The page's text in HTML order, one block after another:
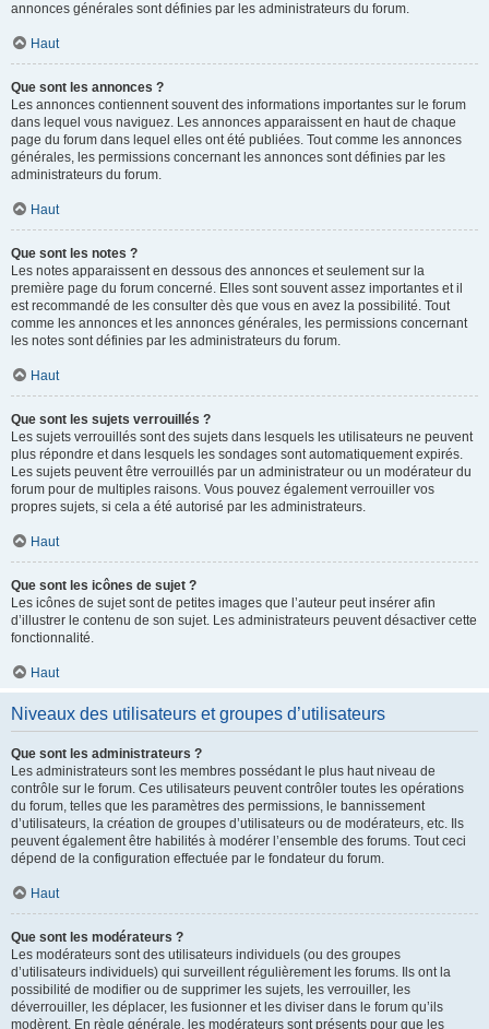
annonces générales sont définies par les administrateurs du forum.
Haut
Que sont les annonces ?
Les annonces contiennent souvent des informations importantes sur le forum
dans lequel vous naviguez. Les annonces apparaissent en haut de chaque
page du forum dans lequel elles ont été publiées. Tout comme les annonces
générales, les permissions concernant les annonces sont définies par les
administrateurs du forum.
Haut
Que sont les notes ?
Les notes apparaissent en dessous des annonces et seulement sur la
première page du forum concerné. Elles sont souvent assez importantes et il
est recommandé de les consulter dès que vous en avez la possibilité. Tout
comme les annonces et les annonces générales, les permissions concernant
les notes sont définies par les administrateurs du forum.
Haut
Que sont les sujets verrouillés ?
Les sujets verrouillés sont des sujets dans lesquels les utilisateurs ne peuvent
plus répondre et dans lesquels les sondages sont automatiquement expirés.
Les sujets peuvent être verrouillés par un administrateur ou un modérateur du
forum pour de multiples raisons. Vous pouvez également verrouiller vos
propres sujets, si cela a été autorisé par les administrateurs.
Haut
Que sont les icônes de sujet ?
Les icônes de sujet sont de petites images que l’auteur peut insérer afin
d’illustrer le contenu de son sujet. Les administrateurs peuvent désactiver cette
fonctionnalité.
Haut
Niveaux des utilisateurs et groupes d’utilisateurs
Que sont les administrateurs ?
Les administrateurs sont les membres possédant le plus haut niveau de
contrôle sur le forum. Ces utilisateurs peuvent contrôler toutes les opérations
du forum, telles que les paramètres des permissions, le bannissement
d’utilisateurs, la création de groupes d’utilisateurs ou de modérateurs, etc. Ils
peuvent également être habilités à modérer l’ensemble des forums. Tout ceci
dépend de la configuration effectuée par le fondateur du forum.
Haut
Que sont les modérateurs ?
Les modérateurs sont des utilisateurs individuels (ou des groupes
d’utilisateurs individuels) qui surveillent régulièrement les forums. Ils ont la
possibilité de modifier ou de supprimer les sujets, les verrouiller, les
déverrouiller, les déplacer, les fusionner et les diviser dans le forum qu’ils
modèrent. En règle générale, les modérateurs sont présents pour que les